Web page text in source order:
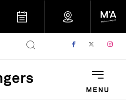
FACEBOOK
, OUVRETWITTER
,
Musées d'Angers :
MENU